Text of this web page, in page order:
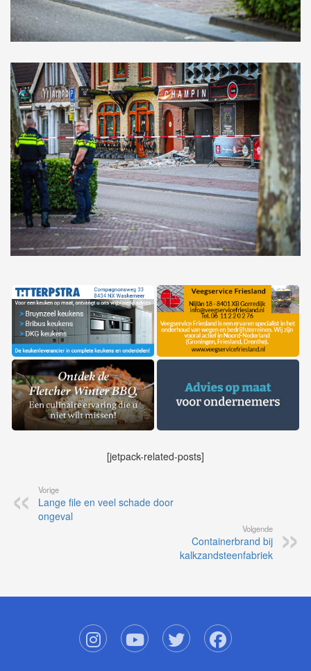
[jetpack-related-posts]
Vorige
Lange file en veel schade door
ongeval
Volgende
Containerbrand bij
kalkzandsteenfabriek